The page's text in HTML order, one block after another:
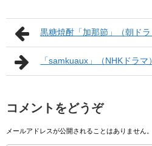
黒糖焼酎「加那節」（朝ドラ
「samkuaux」（NHKドラマ）
コメントをどうぞ
メールアドレスが公開されることはありません。